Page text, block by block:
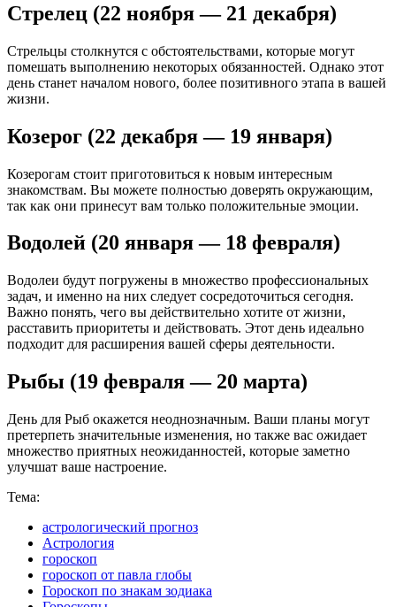
Стрелец (22 ноября — 21 декабря)
Стрельцы столкнутся с обстоятельствами, которые могут
помешать выполнению некоторых обязанностей. Однако этот
день станет началом нового, более позитивного этапа в вашей
жизни.
Козерог (22 декабря — 19 января)
Козерогам стоит приготовиться к новым интересным
знакомствам. Вы можете полностью доверять окружающим,
так как они принесут вам только положительные эмоции.
Водолей (20 января — 18 февраля)
Водолеи будут погружены в множество профессиональных
задач, и именно на них следует сосредоточиться сегодня.
Важно понять, чего вы действительно хотите от жизни,
расставить приоритеты и действовать. Этот день идеально
подходит для расширения вашей сферы деятельности.
Рыбы (19 февраля — 20 марта)
День для Рыб окажется неоднозначным. Ваши планы могут
претерпеть значительные изменения, но также вас ожидает
множество приятных неожиданностей, которые заметно
улучшат ваше настроение.
Тема:
астрологический прогноз
Астрология
гороскоп
гороскоп от павла глобы
Гороскоп по знакам зодиака